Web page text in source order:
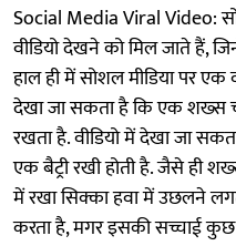
Social Media Viral Video:
वीडियो देखने को मिल जाते हैं,
हाल ही में सोशल मीडिया पर एक
देखा जा सकता है कि एक शख्स
रखता है. वीडियो में देखा जा
एक बैट्री रखी होती है. जैसे ही
में रखा सिक्का हवा में उछलने
करता है, मगर इसकी सच्चाई